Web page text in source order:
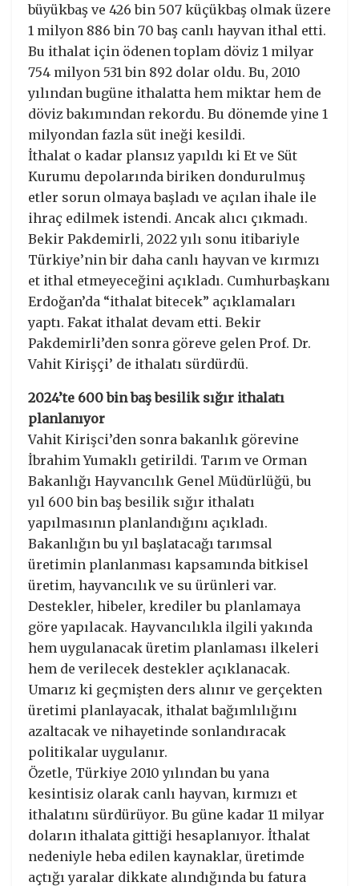
büyükbaş ve 426 bin 507 küçükbaş olmak üzere
1 milyon 886 bin 70 baş canlı hayvan ithal etti.
Bu ithalat için ödenen toplam döviz 1 milyar
754 milyon 531 bin 892 dolar oldu. Bu, 2010
yılından bugüne ithalatta hem miktar hem de
döviz bakımından rekordu. Bu dönemde yine 1
milyondan fazla süt ineği kesildi.
İthalat o kadar plansız yapıldı ki Et ve Süt
Kurumu depolarında biriken dondurulmuş
etler sorun olmaya başladı ve açılan ihale ile
ihraç edilmek istendi. Ancak alıcı çıkmadı.
Bekir Pakdemirli, 2022 yılı sonu itibariyle
Türkiye’nin bir daha canlı hayvan ve kırmızı
et ithal etmeyeceğini açıkladı. Cumhurbaşkanı
Erdoğan’da “ithalat bitecek” açıklamaları
yaptı. Fakat ithalat devam etti. Bekir
Pakdemirli’den sonra göreve gelen Prof. Dr.
Vahit Kirişçi’ de ithalatı sürdürdü.
2024’te 600 bin baş besilik sığır ithalatı
planlanıyor
Vahit Kirişci’den sonra bakanlık görevine
İbrahim Yumaklı getirildi. Tarım ve Orman
Bakanlığı Hayvancılık Genel Müdürlüğü, bu
yıl 600 bin baş besilik sığır ithalatı
yapılmasının planlandığını açıkladı.
Bakanlığın bu yıl başlatacağı tarımsal
üretimin planlanması kapsamında bitkisel
üretim, hayvancılık ve su ürünleri var.
Destekler, hibeler, krediler bu planlamaya
göre yapılacak. Hayvancılıkla ilgili yakında
hem uygulanacak üretim planlaması ilkeleri
hem de verilecek destekler açıklanacak.
Umarız ki geçmişten ders alınır ve gerçekten
üretimi planlayacak, ithalat bağımlılığını
azaltacak ve nihayetinde sonlandıracak
politikalar uygulanır.
Özetle, Türkiye 2010 yılından bu yana
kesintisiz olarak canlı hayvan, kırmızı et
ithalatını sürdürüyor. Bu güne kadar 11 milyar
doların ithalata gittiği hesaplanıyor. İthalat
nedeniyle heba edilen kaynaklar, üretimde
açtığı yaralar dikkate alındığında bu fatura